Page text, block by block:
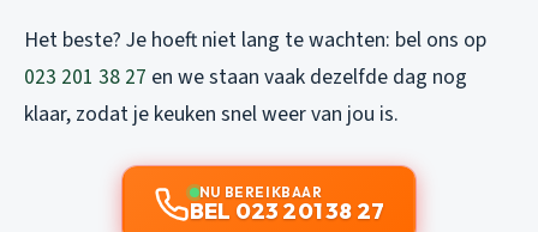
Het beste? Je hoeft niet lang te wachten: bel ons op
023 201 38 27 en we staan vaak dezelfde dag nog
klaar, zodat je keuken snel weer van jou is.
NU BEREIKBAAR
BEL 023 201 38 27